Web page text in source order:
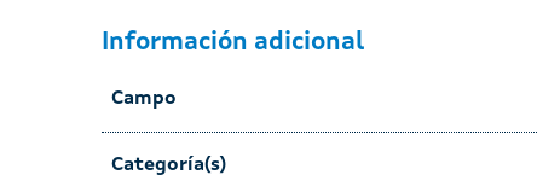
Información adicional
Campo
Categoría(s)